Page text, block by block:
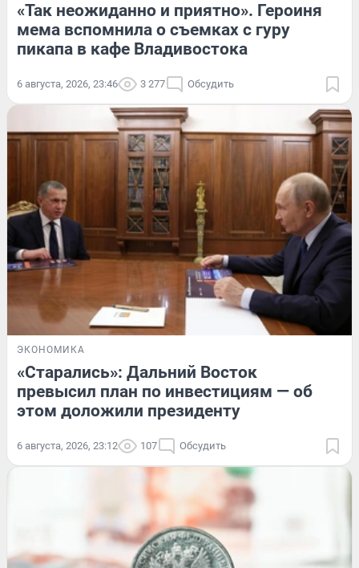
«Так неожиданно и приятно». Героиня
мема вспомнила о съемках с гуру
пикапа в кафе Владивостока
6 августа, 2026, 23:46 3 277 Обсудить
ЭКОНОМИКА
«Старались»: Дальний Восток
превысил план по инвестициям — об
этом доложили президенту
6 августа, 2026, 23:12 107 Обсудить